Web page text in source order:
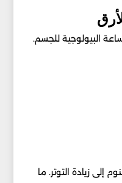
البيولوجية للجسم.
إلى زيادة التوتر. ما